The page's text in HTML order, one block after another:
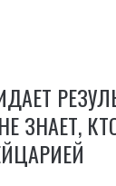
ЗНАЕТ,